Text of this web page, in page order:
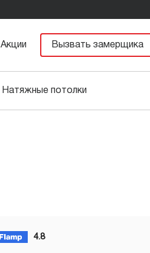
Акции Вызвать замерщика
Натяжные потолки
4.8